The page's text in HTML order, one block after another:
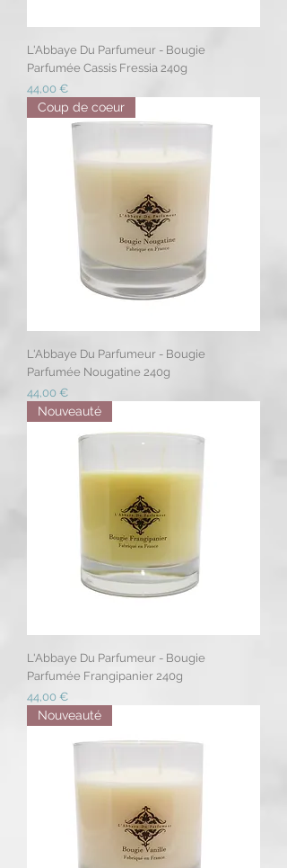
L'Abbaye Du Parfumeur - Bougie
Parfumée Cassis Fressia 240g
Prix
44,00 €
Coup de coeur
L'Abbaye Du Parfumeur - Bougie
Parfumée Nougatine 240g
Prix
44,00 €
Nouveauté
L'Abbaye Du Parfumeur - Bougie
Parfumée Frangipanier 240g
Prix
44,00 €
Nouveauté